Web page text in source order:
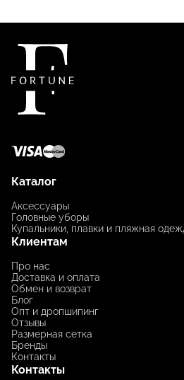
Каталог
Аксессуары
Головные уборы
Купальники, плавки и пляжная
Клиентам
Про нас
Доставка и оплата
Обмен и возврат
Блог
Опт и дропшипинг
Отзывы
Размерная сетка
Бренды
Контакты
Контакты